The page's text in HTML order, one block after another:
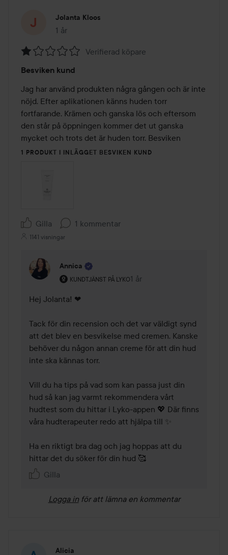
Jolanta Kloos
1 år
Inlägget skapades 1 år
1
av
5
Verifierad köpare
Besviken kund
Jag har använd produkten några gången och är inte
nöjd. Efter aplikationen känns huden torr
fortfarande. Krämen och ganska lös och eftersom
den står på öppningen kommer det ut ganska
mycket och trots det är huden torr. Besviken
1 PRODUKT I INLÄGGET BESVIKEN KUND
Gilla 1 kommentar
1141 visningar
Annica
KUNDTJÄNST PÅ LYKO
Användarens roll: Kundtjänst på Lyko.
1 år
Kommentaren lades 1 år
Hej Jolanta! ❤
Tack för din recension och det var väldigt synd
att det blev en besvikelse med cremen. Kanske
behöver du någon annan creme för att din hud
inte ska kännas torr.
Vill du ha tips på vad som kan passa just din
hud så kan jag varmt rekommendera vårt
hudtest som du hittar i Lyko-appen 💖 Där finns
våra hudterapeuter redo att hjälpa till ✨
Ha en riktigt bra dag och jag hoppas att du
hittar det du söker för din hud 🥰
Gilla
Logga in för att lämna en kommentar
Alicia